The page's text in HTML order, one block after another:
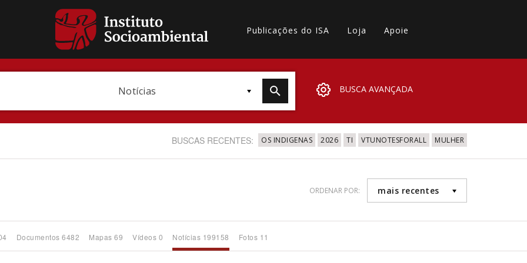
Publicações do ISA Loja Apoie
Notícias BUSCA AVANÇADA
BUSCAS RECENTES: OS INDIGENAS 2026 TI VTUNOTESFORALL MULHER
ORDENAR POR: mais recentes
Documentos 6482 Mapas 69 Vídeos 0 Notícias 199158 Fotos 11